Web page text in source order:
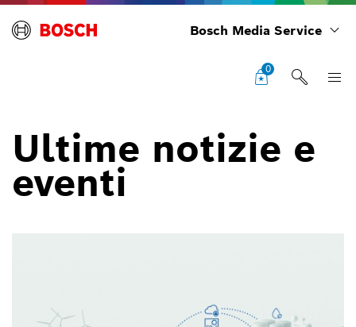
Bosch Media Service
0
Ultime notizie e
eventi